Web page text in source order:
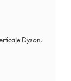
Dyson.